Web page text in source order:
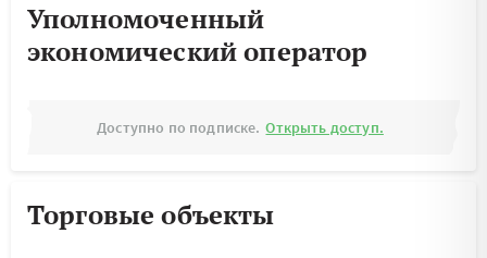
Уполномоченный
экономический оператор
Доступно по подписке. Открыть доступ.
Торговые объекты